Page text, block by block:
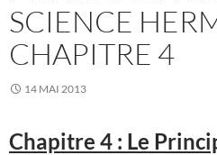
SCIENCE
CHAPITRE 4
14 MAI 2013
Chapitre 4 : Le